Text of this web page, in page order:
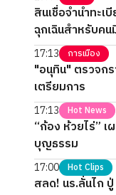
สินเชื่อจำนำทะเ
ฉุกเฉินสำหรับคน
17:13 การเมือง
"อนุทิน" ตรวจกร
เตรียมการ
17:13 Hot News
“ก้อง ห้วยไร่”
บุญธรรม
17:00 Hot Clips
สลด! นร.ลั่นไก